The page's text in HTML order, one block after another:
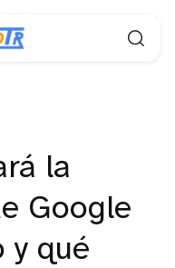
la
Google
y qué